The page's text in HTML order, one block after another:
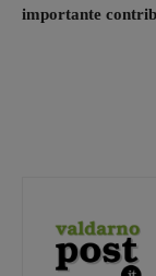
importante